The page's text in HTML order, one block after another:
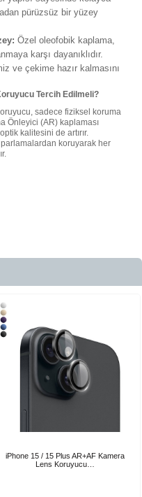
pürüzsüz bir yüzey
Özel oleofobik kaplama,
karşı dayanıklıdır.
ve çekime hazır kalmasını
Tercih Edilmeli?
sadece fiziksel koruma
Önleyici (AR) kaplaması
kalitesini de artırır.
koruyarak her
iPhone 15 / 15 Plus AR+AF Kamera
Lens Koruyucu…